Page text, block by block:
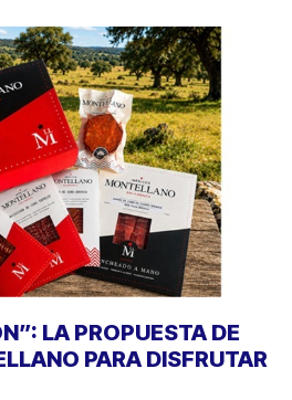
LA PROPUESTA DE
PARA DISFRUTAR